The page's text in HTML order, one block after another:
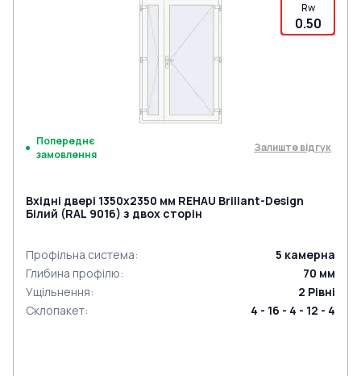
Rw
0.50
Попереднє
замовлення
Залиште відгук
Вхідні двері 1350x2350 мм REHAU Brillant-Design
Білий (RAL 9016) з двох сторін
Профільна система: 5 камерна
Глибина профілю: 70 мм
Ущільнення: 2 Рівні
Склопакет: 4 - 16 - 4 - 12 - 4